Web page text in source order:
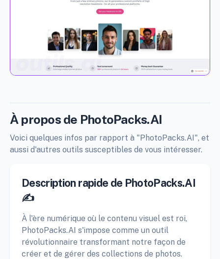
À propos de PhotoPacks.AI
Voici quelques infos par rapport à "PhotoPacks.AI", et
aussi d'autres outils susceptibles de vous intéresser.
Description rapide de PhotoPacks.AI
✍️
À l'ère numérique où le contenu visuel est roi,
PhotoPacks.AI s'impose comme un outil
révolutionnaire transformant notre façon de
créer et de gérer des collections de photos.